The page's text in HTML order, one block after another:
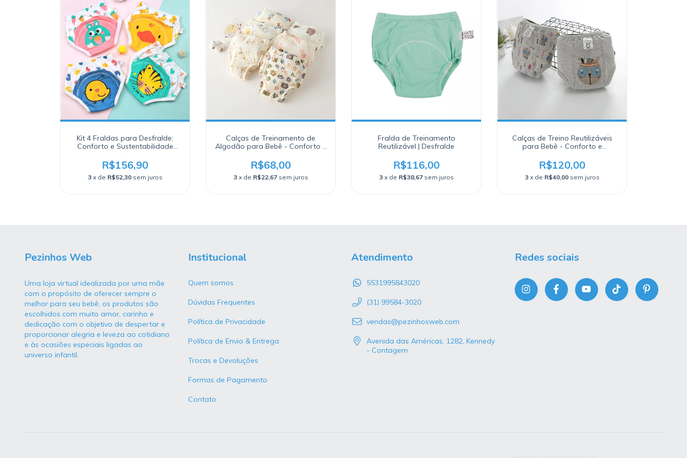
Kit 4 Fraldas para Desfralde:
Conforto e Sustentabilidade
R$156,90
3 x de R$52,30 sem juros
Calças de Treinamento de
Algodão para Bebê - Conforto e
R$68,00
3 x de R$22,67 sem juros
Fralda de Treinamento
Reutilizável | Desfralde
R$116,00
3 x de R$38,67 sem juros
Calças de Treino Reutilizáveis
para Bebê - Conforto e
R$120,00
3 x de R$40,00 sem juros
Pezinhos Web
Uma loja virtual idealizada por uma mãe
com o propósito de oferecer sempre o
melhor para seu bebê, os produtos são
escolhidos com muito amor, carinho e
dedicação com o objetivo de despertar e
proporcionar alegria e leveza ao cotidiano
e às ocasiões especiais ligadas ao
universo infantil.
Institucional
Quem somos
Dúvidas Frequentes
Política de Privacidade
Política de Envio & Entrega
Trocas e Devoluções
Formas de Pagamento
Contato
Atendimento
5531995843020
(31) 99584-3020
vendas@pezinhosweb.com
Avenida das Américas, 1282, Kennedy
- Contagem
Redes sociais